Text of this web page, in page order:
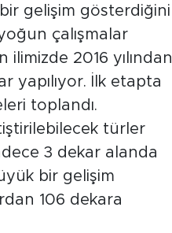
gelişim gösterdiğini
çalışmalar
2016 yılından
yapılıyor. İlk etapta
toplandı.
türler
3 dekar alanda
bir gelişim
106 dekara